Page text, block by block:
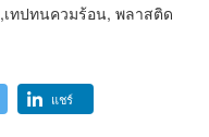
ทปทนควมร้อน, พลาสติด
แชร์